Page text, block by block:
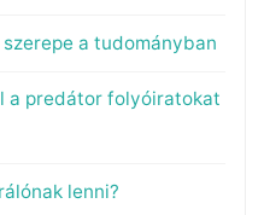
a tudományban
a predátor folyóiratokat
lenni?